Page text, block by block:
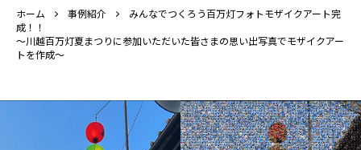
ホーム 事例紹介
みんなでつくろう百万灯フォトモザイクアート完
成！！
～川越百万灯夏まつりに参加いただいた皆さまの思い出写真でモザイクアー
トを作成～